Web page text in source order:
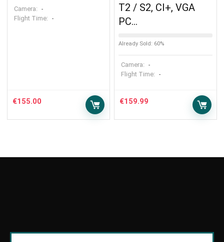
Camera: -
Flight Time: -
€155.00
T2 / S2, CI+, VGA
PC…
Already Sold: 60%
Camera: -
Flight Time: -
€159.99